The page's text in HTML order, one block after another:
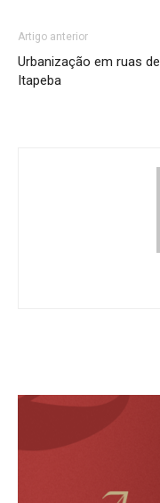
Artigo anterior
Urbanização em ruas de
Itapeba